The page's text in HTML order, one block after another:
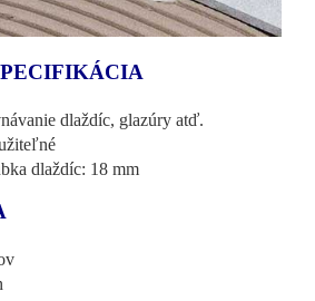
dlaždíc, glazúry atď.
dlaždíc: 18 mm